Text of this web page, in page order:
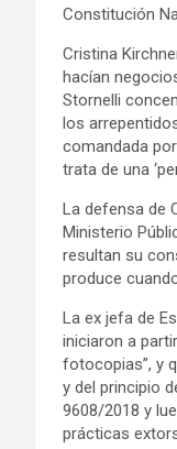
Constitución
Cristina
hacían
Stornelli
los
comandada
trata de una
La defensa de
Ministerio
resultan su
produce
La ex jefa de
iniciaron a
fotocopias”, y
y del principio
9608/2018 y
prácticas